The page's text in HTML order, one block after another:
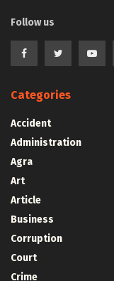
Follow us
Categories
Accident
Administration
Agra
Art
Article
Business
Corruption
Court
Crime